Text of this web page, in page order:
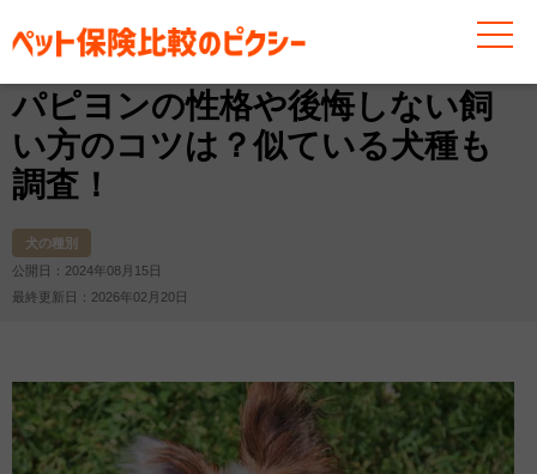
お役立ち情報 犬 犬の種別 パピヨンの性格や後悔
パピヨンの性格や後悔しない飼
い方のコツは？似ている犬種も
調査！
犬の種別
公開日：2024年08月15日
最終更新日：2026年02月20日